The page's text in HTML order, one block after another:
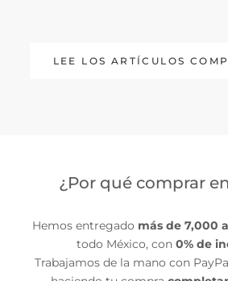
LEE LOS ARTÍCULOS
¿Por qué comprar
Hemos entregado más de 7,000
todo México, con 0% de
Trabajamos de la mano con